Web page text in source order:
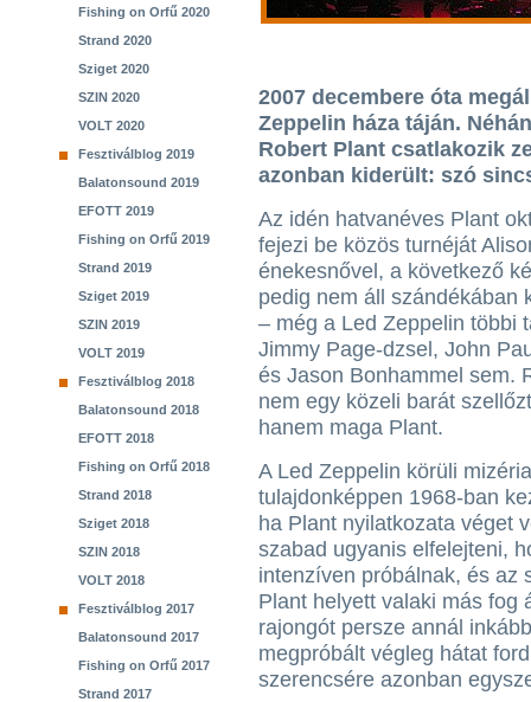
Fishing on Orfű 2020
Strand 2020
Sziget 2020
SZIN 2020
VOLT 2020
Fesztiválblog 2019
Balatonsound 2019
EFOTT 2019
Fishing on Orfű 2019
Strand 2019
Sziget 2019
SZIN 2019
VOLT 2019
Fesztiválblog 2018
Balatonsound 2018
EFOTT 2018
Fishing on Orfű 2018
Strand 2018
Sziget 2018
SZIN 2018
VOLT 2018
Fesztiválblog 2017
Balatonsound 2017
Fishing on Orfű 2017
Strand 2017
2007 decembere óta
Zeppelin háza táján.
Robert Plant csatlakozik
azonban kiderült: szó
Az idén hatvanéves Plant
fejezi be közös turnéját
énekesnővel, a következő
pedig nem áll szándékában
– még a Led Zeppelin többi
Jimmy Page-dzsel, John
és Jason Bonhammel sem.
nem egy közeli barát
hanem maga Plant.
A Led Zeppelin körüli
tulajdonképpen 1968-ban
ha Plant nyilatkozata véget
szabad ugyanis elfelejteni,
intenzíven próbálnak, és az
Plant helyett valaki más fog
rajongót persze annál
megpróbált végleg hátat
szerencsére azonban